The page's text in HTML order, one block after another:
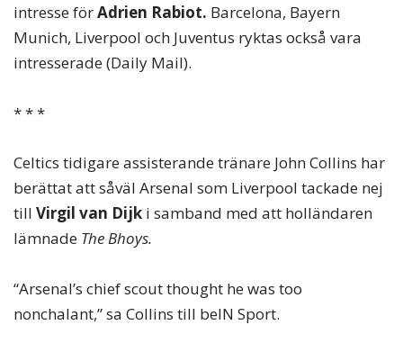
intresse förAdrien Rabiot. Barcelona, Bayern
Munich, Liverpool och Juventus ryktas också vara
intresserade (Daily Mail).
* * *
Celtics tidigare assisterande tränare John Collins har
berättat att såväl Arsenal som Liverpool tackade nej
till Virgil van Dijk i samband med att holländaren
lämnade The Bhoys.
“Arsenal’s chief scout thought he was too
nonchalant,” sa Collins till beIN Sport.